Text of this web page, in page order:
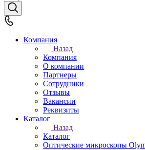
Компания
Назад
Компания
О компании
Партнеры
Сотрудники
Отзывы
Вакансии
Реквизиты
Каталог
Назад
Каталог
Оптические микроскопы